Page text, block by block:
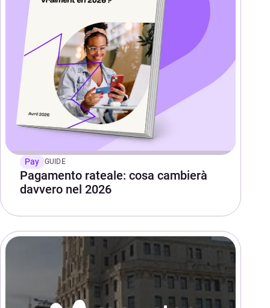
Pay GUIDE
Pagamento rateale: cosa cambierà
davvero nel 2026